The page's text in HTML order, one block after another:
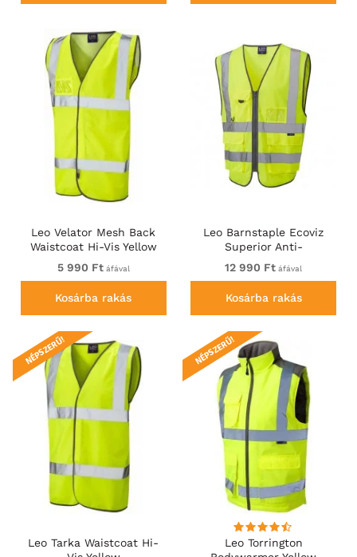
Leo Velator Mesh Back
Waistcoat Hi-Vis Yellow
5 990 Ftáfával
Kosárba rakás
Leo Barnstaple Ecoviz
Superior Anti-
Entanglement Waistcoat
Hi-Vis Yellow
12 990 Ft áfával
Kosárba rakás
Leo Tarka Waistcoat Hi-
NÉPSZERŰ!
Leo Torrington
NÉPSZERŰ!